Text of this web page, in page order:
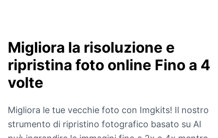
Migliora la risoluzione e
ripristina foto online Fino a 4
volte
Migliora le tue vecchie foto con Imgkits! Il nostro
strumento di ripristino fotografico basato su AI